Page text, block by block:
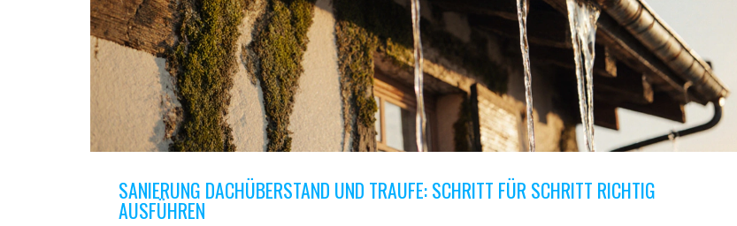
SANIERUNG DACHÜBERSTAND UND TRAUFE: SCHRITT FÜR SCHRITT RICHTIG
AUSFÜHREN